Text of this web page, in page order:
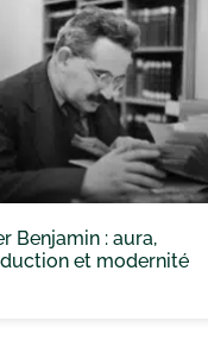
Benjamin : aura,
et modernité